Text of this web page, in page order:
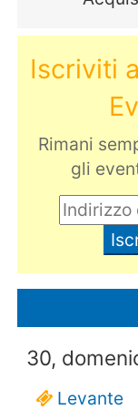
Iscriviti
Rimani
gli
30,
Levante